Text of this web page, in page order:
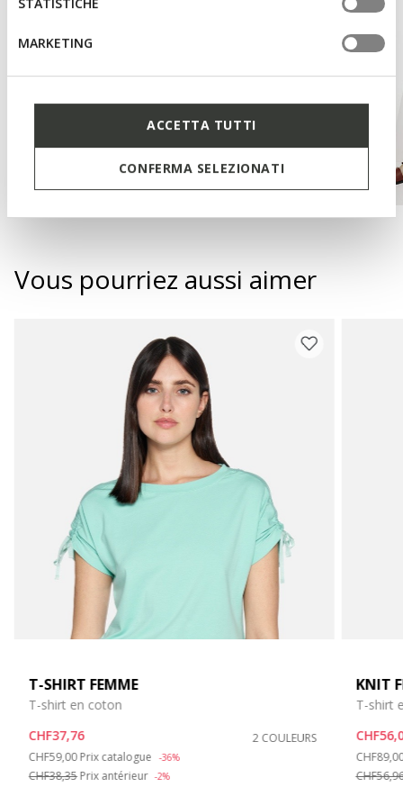
MARKETING
ACCETTA TUTTI
CONFERMA SELEZIONATI
Vous pourriez aussi aimer
T-SHIRT FEMME
T-shirt en coton
CHF37,76
2 COULEURS
Price reduced from
CHF59,00to
Prix catalogue -36%
CHF38,35Prix antérieur -2%
KNIT
T-shirt
Price